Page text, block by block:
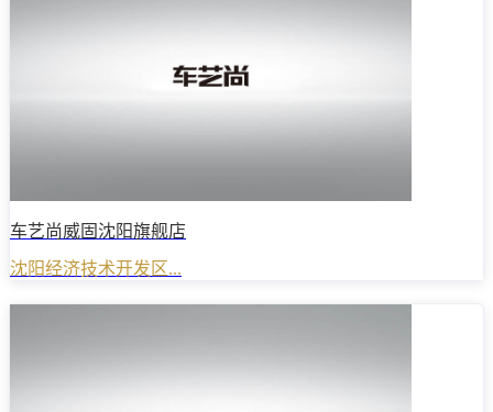
车艺尚威固沈阳旗舰店
沈阳经济技术开发区...